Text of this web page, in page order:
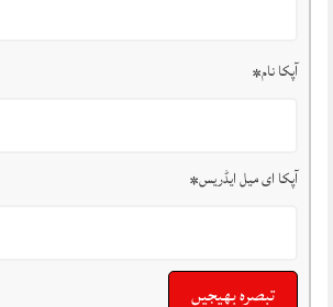
آپکا نام*
آپکا ای میل ایڈریس*